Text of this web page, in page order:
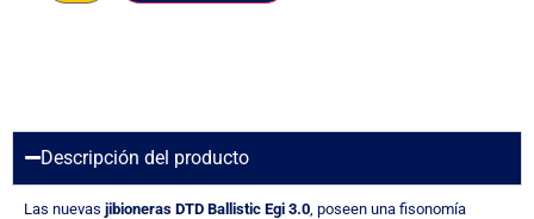
Descripción del producto
Las nuevas jibioneras DTD Ballistic Egi 3.0 , poseen una fisonomía